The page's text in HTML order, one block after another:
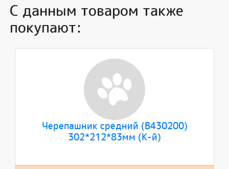
С данным товаром также
покупают:
Черепашник средний (В430200)
302*212*83мм (К-й)